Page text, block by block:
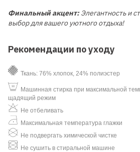
Финальный акцент:Элегантность и
выбор для вашего уютного отдыха!
Рекомендации по уходу
Ткань: 76% хлопок, 24% полиэстер
Машинная стирка при максимальной
щадящий режим
Не отбеливать
Максимальная температура глажки
Не подвергать химической чистке
Не сушить в стиральной машине